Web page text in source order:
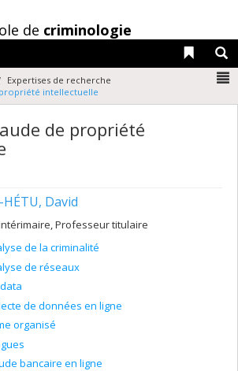
de criminologie
Liens
Expertises de recherche
intellectuelle
de propriété
HÉTU, David
Professeur titulaire
de la criminalité
de réseaux
de données en ligne
organisé
bancaire en ligne